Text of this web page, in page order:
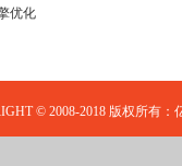
优化
© 2008-2018 版权所有：